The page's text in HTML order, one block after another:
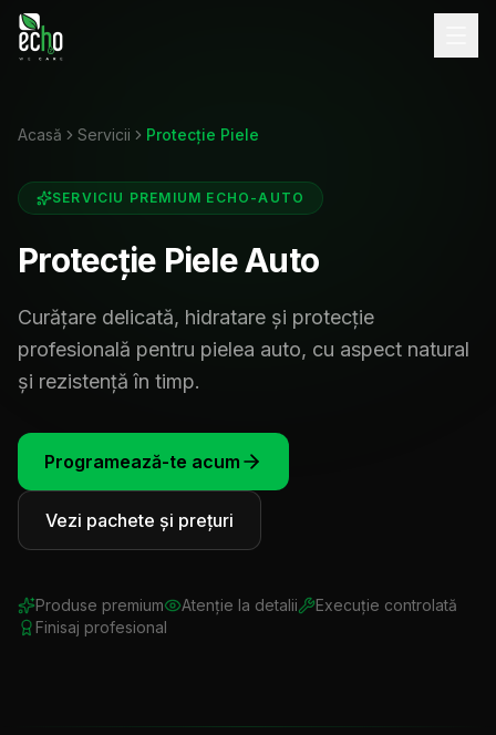
Sună acum
Acasă Servicii Protecție Piele
SERVICIU PREMIUM ECHO-AUTO
Protecție Piele Auto
Curățare delicată, hidratare și protecție
profesională pentru pielea auto, cu aspect natural
și rezistență în timp.
Programează-te acum
Vezi pachete și prețuri
Produse premium Atenție la detalii
Execuție controlată
Finisaj profesional